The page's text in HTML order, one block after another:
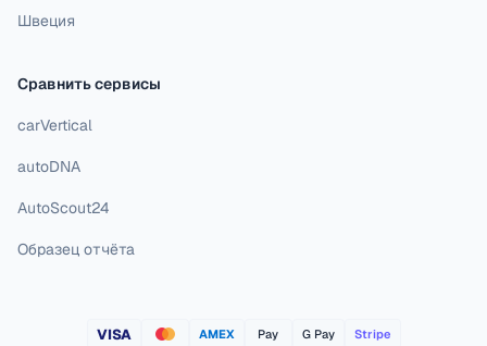
Швеция
Сравнить сервисы
carVertical
autoDNA
AutoScout24
Образец отчёта
VISA AMEX Pay G Pay Stripe